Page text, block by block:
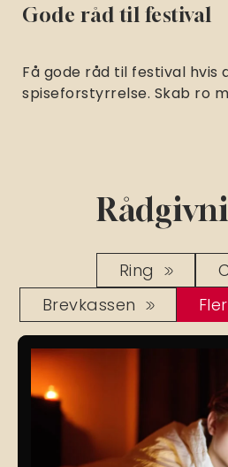
Gode råd til festival
Få gode råd til festival hvis
spiseforstyrrelse. Skab ro
Ring
Brevkassen